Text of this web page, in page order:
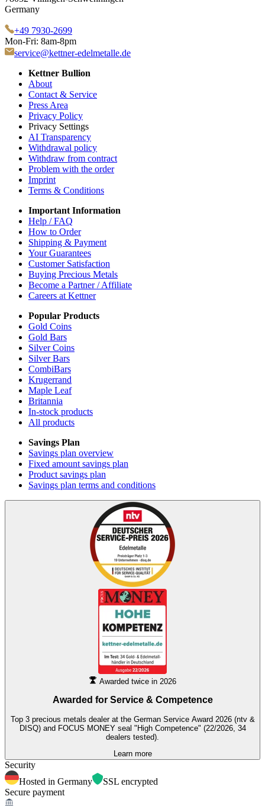
Germany
+49 7930-2699
Mon-Fri: 8am-8pm
service@kettner-edelmetalle.de
Kettner Bullion
About
Contact & Service
Press Area
Privacy Policy
Privacy Settings
AI Transparency
Withdrawal policy
Withdraw from contract
Problem with the order
Imprint
Terms & Conditions
Important Information
Help / FAQ
How to Order
Shipping & Payment
Your Guarantees
Customer Satisfaction
Buying Precious Metals
Become a Partner / Affiliate
Careers at Kettner
Popular Products
Gold Coins
Gold Bars
Silver Coins
Silver Bars
CombiBars
Krugerrand
Maple Leaf
Britannia
In-stock products
All products
Savings Plan
Savings plan overview
Fixed amount savings plan
Product savings plan
Savings plan terms and conditions
Awarded twice in 2026
Awarded for Service & Competence
Top 3 precious metals dealer at the German Service Award 2026 (ntv &
DISQ) and FOCUS MONEY seal "High Competence" (22/2026, 34
dealers tested).
Learn more
Security
Hosted in Germany
SSL encrypted
Secure payment